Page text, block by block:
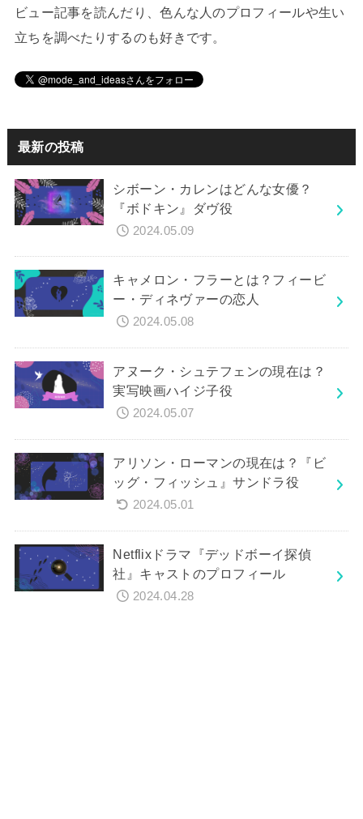
ビュー記事を読んだり、色んな人のプロフィールや生い
立ちを調べたりするのも好きです。
最新の投稿
シボーン・カレンはどんな女優？
『ボドキン』ダヴ役
2024.05.09
キャメロン・フラーとは？フィービ
ー・ディネヴァーの恋人
2024.05.08
アヌーク・シュテフェンの現在は？
実写映画ハイジ子役
2024.05.07
アリソン・ローマンの現在は？『ビ
ッグ・フィッシュ』サンドラ役
2024.05.01
Netflixドラマ『デッドボーイ探偵
社』キャストのプロフィール
2024.04.28